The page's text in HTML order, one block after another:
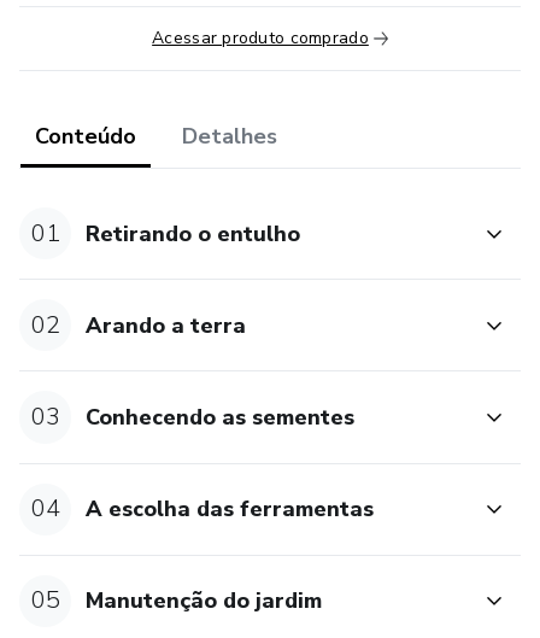
Acessar produto comprado
Conteúdo Detalhes
01 Retirando o entulho
02 Arando a terra
03 Conhecendo as sementes
04 A escolha das ferramentas
05 Manutenção do jardim